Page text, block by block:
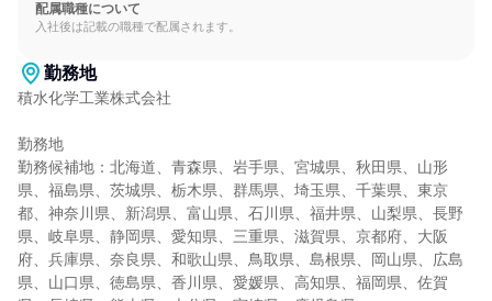
配属職種について
入社後は記載の職種で配属されます。
勤務地
積水化学工業株式会社
勤務地
勤務候補地：北海道、青森県、岩手県、宮城県、秋田県、山形
県、福島県、茨城県、栃木県、群馬県、埼玉県、千葉県、東京
都、神奈川県、新潟県、富山県、石川県、福井県、山梨県、長野
県、岐阜県、静岡県、愛知県、三重県、滋賀県、京都府、大阪
府、兵庫県、奈良県、和歌山県、鳥取県、島根県、岡山県、広島
県、山口県、徳島県、香川県、愛媛県、高知県、福岡県、佐賀